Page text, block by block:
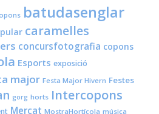
batudasenglar
caramelles
concursfotografia copons
Esports exposició
major Festa Major Hivern Festes
gorg horts Intercopons
Mercat MostraHortícola música